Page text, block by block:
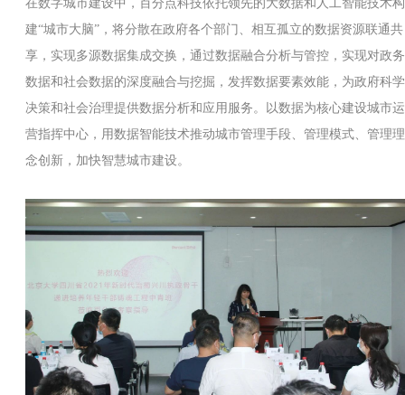
在数字城市建设中，百分点科技依托领先的大数据和人工智能技术构
建“城市大脑”，将分散在政府各个部门、相互孤立的数据资源联通共
享，实现多源数据集成交换，通过数据融合分析与管控，实现对政务
数据和社会数据的深度融合与挖掘，发挥数据要素效能，为政府科学
决策和社会治理提供数据分析和应用服务。以数据为核心建设城市运
营指挥中心，用数据智能技术推动城市管理手段、管理模式、管理理
念创新，加快智慧城市建设。